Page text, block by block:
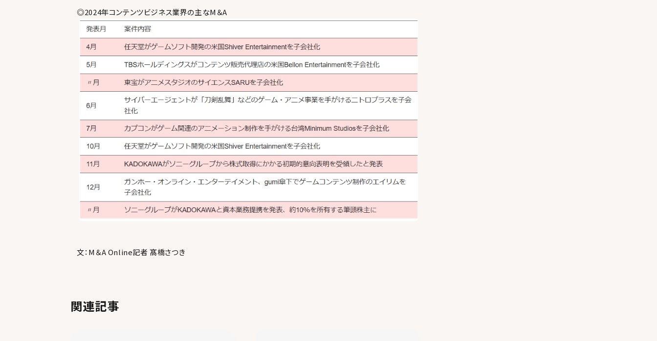
◎2024年コンテンツビジネス業界の主なM＆A
文：M＆A Online記者 髙橋さつき
関連記事